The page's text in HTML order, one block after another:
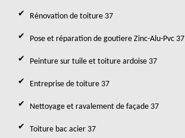
Rénovation de toiture 37
Pose et réparation de goutiere Zinc-Alu-Pvc 37
Peinture sur tuile et toiture ardoise 37
Entreprise de toiture 37
Nettoyage et ravalement de façade 37
Toiture bac acier 37